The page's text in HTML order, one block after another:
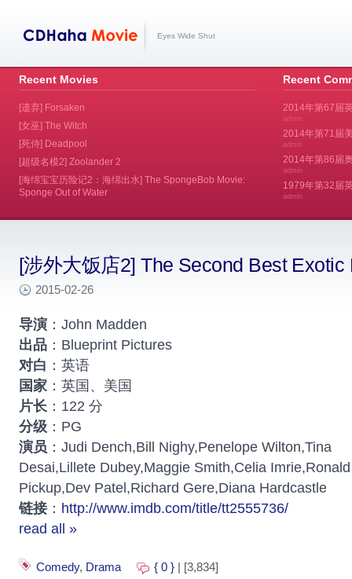
Eyes Wide Shut
Recent
2014年第67届
admin
2014年第71届
admin
2014年第86届
admin
1979年第32届
admin
[涉外大饭店2] The Second Best Exotic
2015-02-26
导演 ：John Madden
出品 ：Blueprint Pictures
对白 ：英语
国家 ：英国、美国
片长 ：122 分
分级 ：PG
演员 ：Judi Dench,Bill Nighy,Penelope Wilton,Tina
Desai,Lillete Dubey,Maggie Smith,Celia Imrie,Ronald
Pickup,Dev Patel,Richard Gere,Diana Hardcastle
链接 ： http://www.imdb.com/title/tt2555736/
read all »
Comedy, Drama { 0 } | [3,834]
Recent Movies
[遗弃] Forsaken
[女巫] The Witch
[死侍] Deadpool
[超级名模2] Zoolander 2
[海绵宝宝历险记2：海绵出水] The SpongeBob Movie:
Sponge Out of Water